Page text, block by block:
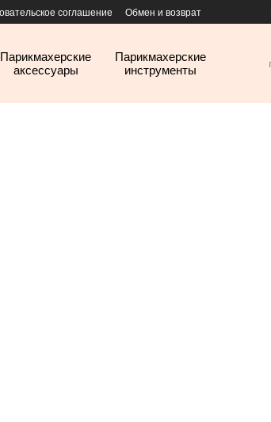
соглашение Обмен и возврат
Парикмахерские
аксессуары
Парикмахерские
инструменты